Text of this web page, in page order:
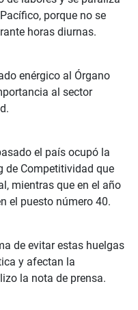
porque no se
horas diurnas.
enérgico al Órgano
al sector
el país ocupó la
de Competitividad que
mientras que en el año
el puesto número 40.
de evitar estas huelgas
y afectan la
la nota de prensa.